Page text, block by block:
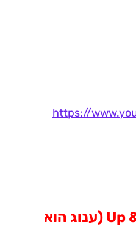
https://
Up (ענוג הוא